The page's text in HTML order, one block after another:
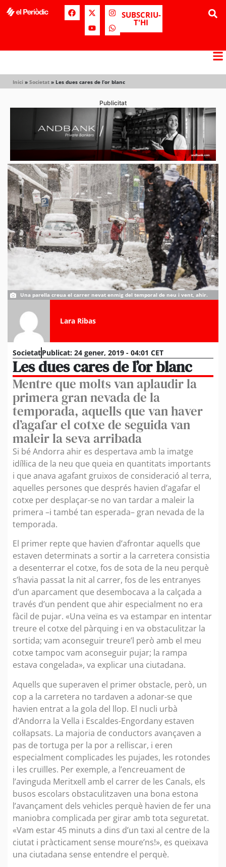
SUBSCRIU-
T'HI
Inici » Societat » Les dues cares de l’or blanc
Publicitat
Una parella creua el carrer nevat enmig del temporal de neu i vent, ahir.
Lara Ribas
SocietatPublicat: 24 gener, 2019 - 04:01 CET
Les dues cares de l’or blanc
Mentre que molts van aplaudir la
primera gran nevada de la
temporada, aquells que van haver
d’agafar el cotxe de seguida van
maleir la seva arribada
Si bé Andorra ahir es despertava amb la imatge
idíl·lica de la neu que queia en quantitats importants
i que anava agafant gruixos de consideració al terra,
aquelles persones que després havien d’agafar el
cotxe per desplaçar-se no van tardar a maleir la
primera –i també tan esperada– gran nevada de la
temporada.
El primer repte que havien d’afrontar aquells que
estaven determinats a sortir a la carretera consistia
a desenterrar el cotxe, fos de sota de la neu perquè
s’havia passat la nit al carrer, fos de les entranyes
d’un aparcament que desembocava a la calçada a
través d’un pendent que ahir especialment no era
fàcil de pujar. «Una veïna es va estampar en intentar
treure el cotxe del pàrquing i en va obstaculitzar la
sortida; vam aconseguir treure’l però amb el meu
cotxe tampoc vam aconseguir pujar; la rampa
estava congelada», va explicar una ciutadana.
Aquells que superaven el primer obstacle, però, un
cop a la carretera no tardaven a adonar-se que
havien entrat a la gola del llop. El nucli urbà
d’Andorra la Vella i Escaldes-Engordany estaven
col·lapsats. La majoria de conductors avançaven a
pas de tortuga per la por a relliscar, i eren
especialment complicades les pujades, les rotondes
i les cruïlles. Per exemple, a l’encreuament de
l’avinguda Meritxell amb el carrer de les Canals, els
busos escolars obstaculitzaven una bona estona
l’avançament dels vehicles perquè havien de fer una
maniobra complicada per girar amb tota seguretat.
«Vam estar 45 minuts a dins d’un taxi al centre de la
ciutat i pràcticament sense moure’ns!», es queixava
una ciutadana sense entendre el perquè.